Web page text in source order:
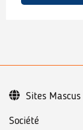
Société
Sites Mascus